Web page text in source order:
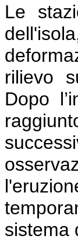
Le
rilievo
Dopo
sistema